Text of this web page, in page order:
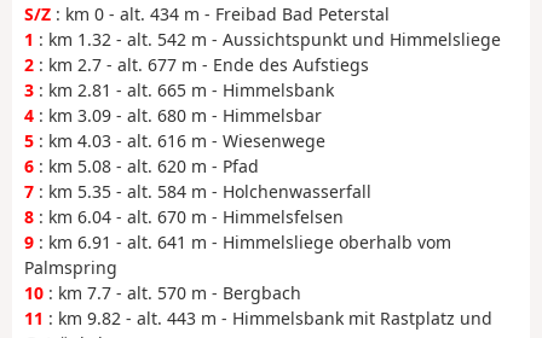
S/Z : km 0 - alt. 434 m - Freibad Bad Peterstal
1 : km 1.32 - alt. 542 m - Aussichtspunkt und Himmelsliege
2 : km 2.7 - alt. 677 m - Ende des Aufstiegs
3 : km 2.81 - alt. 665 m - Himmelsbank
4 : km 3.09 - alt. 680 m - Himmelsbar
5 : km 4.03 - alt. 616 m - Wiesenwege
6 : km 5.08 - alt. 620 m - Pfad
7 : km 5.35 - alt. 584 m - Holchenwasserfall
8 : km 6.04 - alt. 670 m - Himmelsfelsen
9 : km 6.91 - alt. 641 m - Himmelsliege oberhalb vom
Palmspring
10 : km 7.7 - alt. 570 m - Bergbach
11 : km 9.82 - alt. 443 m - Himmelsbank mit Rastplatz und